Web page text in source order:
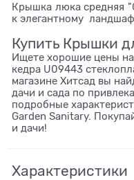
Крышка люка средняя
к элегантному
Купить Крышки
Ищете хорошие цены
кедра U09443
магазине Хитсад вы
дачи и сада по
подробные
Garden Sanitary.
и дачи!
Характеристики